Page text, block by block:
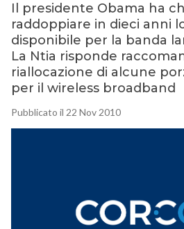
Il presidente Obama ha
raddoppiare in dieci anni
disponibile per la banda
La Ntia risponde
riallocazione di alcune
per il wireless broadband
Pubblicato il 22 Nov 2010